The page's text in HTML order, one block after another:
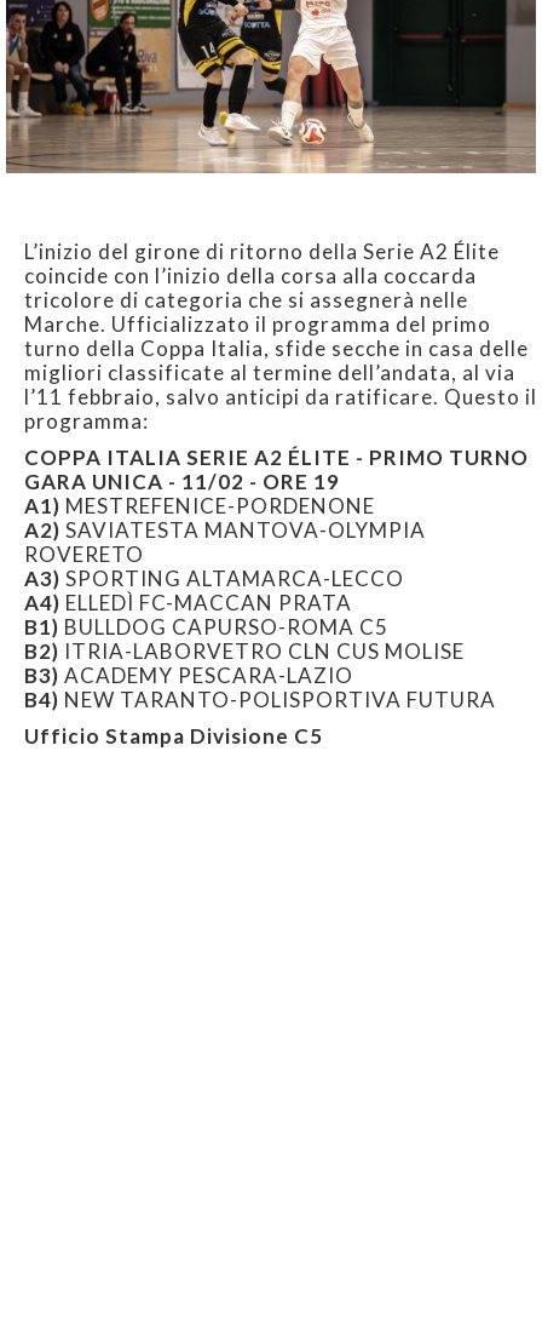
L’inizio del girone di ritorno della Serie A2 Élite
coincide con l’inizio della corsa alla coccarda
tricolore di categoria che si assegnerà nelle
Marche. Ufficializzato il programma del primo
turno della Coppa Italia, sfide secche in casa delle
migliori classificate al termine dell’andata, al via
l’11 febbraio, salvo anticipi da ratificare. Questo il
programma:
COPPA ITALIA SERIE A2 ÉLITE - PRIMO TURNO
GARA UNICA - 11/02 - ORE 19
A1) MESTREFENICE-PORDENONE
A2) SAVIATESTA MANTOVA-OLYMPIA
ROVERETO
A3) SPORTING ALTAMARCA-LECCO
A4) ELLEDÌ FC-MACCAN PRATA
B1) BULLDOG CAPURSO-ROMA C5
B2) ITRIA-LABORVETRO CLN CUS MOLISE
B3) ACADEMY PESCARA-LAZIO
B4) NEW TARANTO-POLISPORTIVA FUTURA
Ufficio Stampa Divisione C5